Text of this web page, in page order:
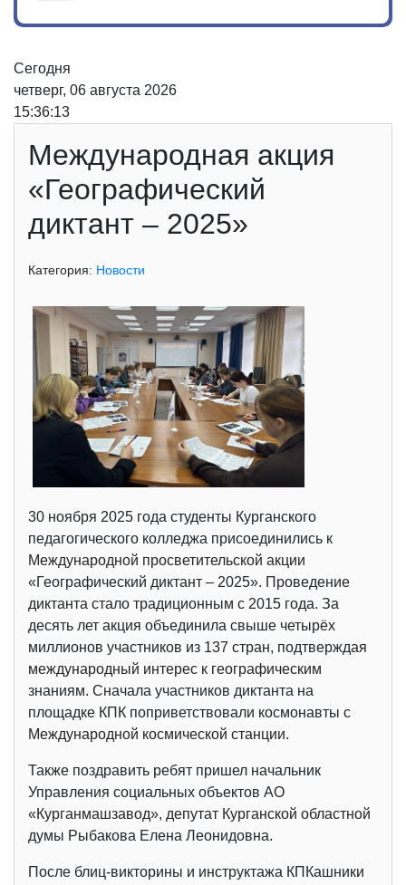
Сегодня
четверг, 06 августа 2026
15:36:13
Международная акция
«Географический
диктант – 2025»
Категория: Новости
30 ноября 2025 года студенты Курганского
педагогического колледжа присоединились к
Международной просветительской акции
«Географический диктант – 2025». Проведение
диктанта стало традиционным с 2015 года. За
десять лет акция объединила свыше четырёх
миллионов участников из 137 стран, подтверждая
международный интерес к географическим
знаниям. Сначала участников диктанта на
площадке КПК поприветствовали космонавты с
Международной космической станции.
Также поздравить ребят пришел начальник
Управления социальных объектов АО
«Курганмашзавод», депутат Курганской областной
думы Рыбакова Елена Леонидовна.
После блиц-викторины и инструктажа КПКашники